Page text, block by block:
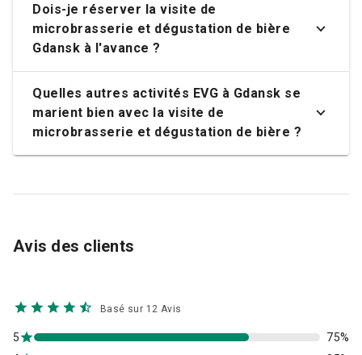
Dois-je réserver la visite de
microbrasserie et dégustation de bière
Gdansk à l'avance ?
Quelles autres activités EVG à Gdansk se
marient bien avec la visite de
microbrasserie et dégustation de bière ?
Avis des clients
Basé sur 12 Avis
5 75%